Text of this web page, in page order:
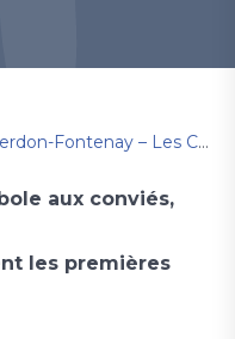
Fontenay – Les Cygnes
aux conviés,
les premières